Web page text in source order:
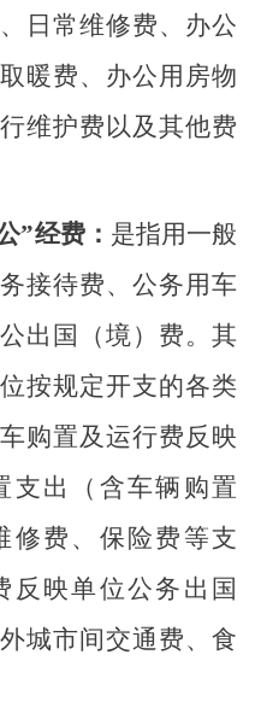
日常维修费、办公
暖费、办公用房物
维护费以及其他费
”经费： 是指用一般
接待费、公务用车
出国（境）费。其
按规定开支的各类
购置及运行费反映
支出（含车辆购置
修费、保险费等支
反映单位公务出国
城市间交通费、食